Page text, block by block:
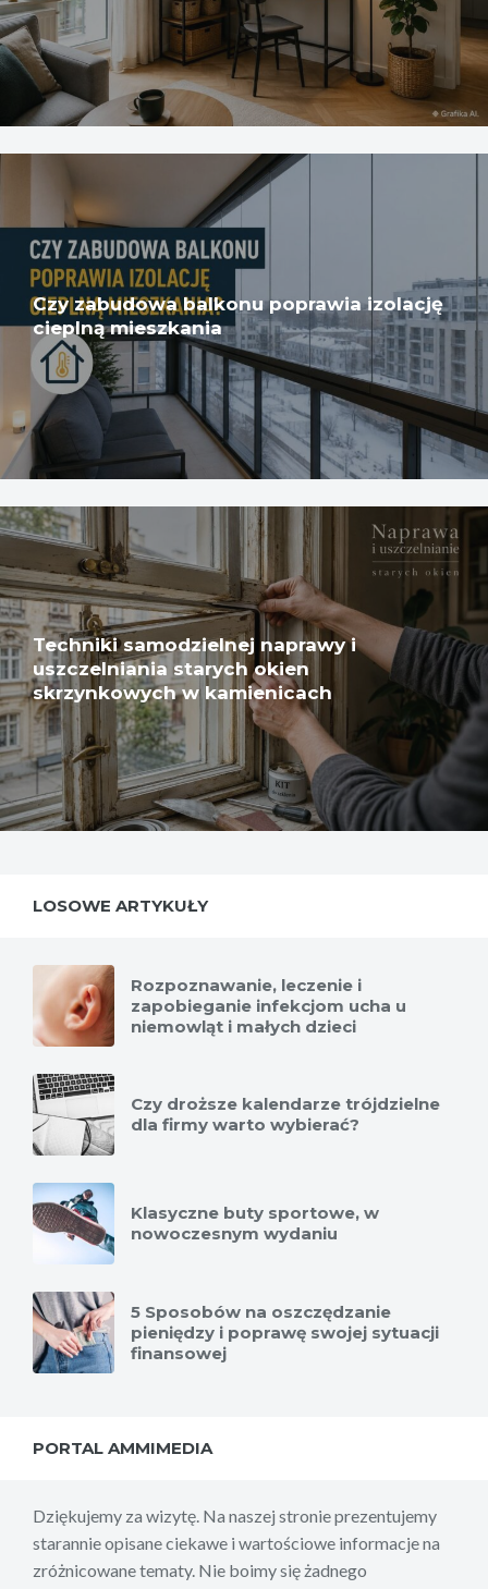
Czy zabudowa balkonu poprawia izolację
cieplną mieszkania
Techniki samodzielnej naprawy i
uszczelniania starych okien
skrzynkowych w kamienicach
LOSOWE ARTYKUŁY
Rozpoznawanie, leczenie i
zapobieganie infekcjom ucha u
niemowląt i małych dzieci
Czy droższe kalendarze trójdzielne
dla firmy warto wybierać?
Klasyczne buty sportowe, w
nowoczesnym wydaniu
5 Sposobów na oszczędzanie
pieniędzy i poprawę swojej sytuacji
finansowej
PORTAL AMMIMEDIA
Dziękujemy za wizytę. Na naszej stronie prezentujemy
starannie opisane ciekawe i wartościowe informacje na
zróżnicowane tematy. Nie boimy się żadnego